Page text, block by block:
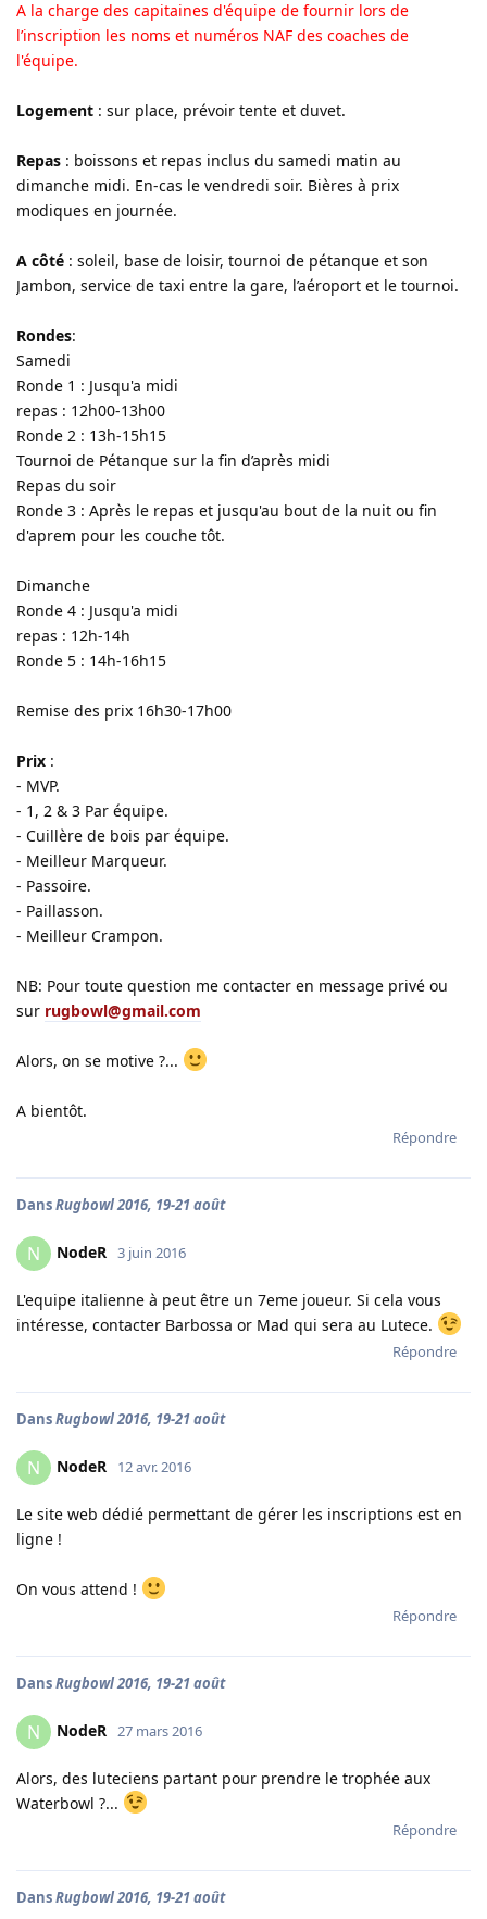
A la charge des capitaines d'équipe de fournir lors de
l’inscription les noms et numéros NAF des coaches de
l'équipe.
Logement : sur place, prévoir tente et duvet.
Repas : boissons et repas inclus du samedi matin au
dimanche midi. En-cas le vendredi soir. Bières à prix
modiques en journée.
A côté : soleil, base de loisir, tournoi de pétanque et son
Jambon, service de taxi entre la gare, l’aéroport et le tournoi.
Rondes:
Samedi
Ronde 1 : Jusqu'a midi
repas : 12h00-13h00
Ronde 2 : 13h-15h15
Tournoi de Pétanque sur la fin d’après midi
Repas du soir
Ronde 3 : Après le repas et jusqu'au bout de la nuit ou fin
d'aprem pour les couche tôt.
Dimanche
Ronde 4 : Jusqu'a midi
repas : 12h-14h
Ronde 5 : 14h-16h15
Remise des prix 16h30-17h00
Prix :
- MVP.
- 1, 2 & 3 Par équipe.
- Cuillère de bois par équipe.
- Meilleur Marqueur.
- Passoire.
- Paillasson.
- Meilleur Crampon.
NB: Pour toute question me contacter en message privé ou
sur rugbowl@gmail.com
Alors, on se motive ?...
A bientôt.
Répondre
DansRugbowl 2016, 19-21 août
N NodeR 3 juin 2016
L'equipe italienne à peut être un 7eme joueur. Si cela vous
intéresse, contacter Barbossa or Mad qui sera au Lutece.
Répondre
DansRugbowl 2016, 19-21 août
N NodeR 12 avr. 2016
Le site web dédié permettant de gérer les inscriptions est en
ligne !
On vous attend !
Répondre
DansRugbowl 2016, 19-21 août
N NodeR 27 mars 2016
Alors, des luteciens partant pour prendre le trophée aux
Waterbowl ?...
Répondre
DansRugbowl 2016, 19-21 août